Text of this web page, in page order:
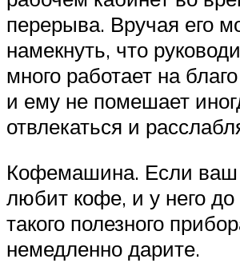
перерыва. Вручая его
намекнуть, что
много работает на
и ему не помешает
отвлекаться и
Кофемашина. Если
любит кофе, и у него до
такого полезного
немедленно дарите.